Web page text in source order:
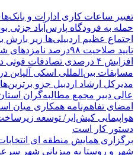
تغییر ساعات کاری ادارات و
حمله به فرودگاه پارس‌‌آباد جزئی
اجتماع عظیم اردبیلی‌ها زیر بارش
تایید صلاحیت ۹۸درصد نامزدهای شوراهای روستای اردبیل
افزایش ۴ درصدی تصادفات فوتی در جاده‌های اردبیل
مسابقات بین‌المللی اسکی آلپاین
مدیرکل ارشاد اردبیل جزو
عالی دبیر مجمع مطالبه‌گران
امضای تفاهم‌نامه همکاری میان
هواپیمایی کیش‌ایر/ توسعه
دستور کار است
برگزاری همایش منطقه ای
شهر و روستا به میزبانی شهر